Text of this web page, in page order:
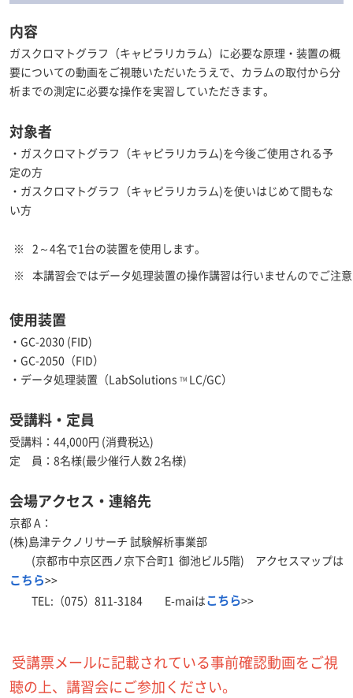
内容
ガスクロマトグラフ（キャピラリカラム）に必要な原理・装置の概
要についての動画をご視聴いただいたうえで、カラムの取付から分
析までの測定に必要な操作を実習していただきます。
対象者
・ガスクロマトグラフ（キャピラリカラム)を今後ご使用される予
定の方
・ガスクロマトグラフ（キャピラリカラム)を使いはじめて間もな
い方
※ 2～4名で1台の装置を使用します。
※ 本講習会ではデータ処理装置の操作講習は行いませんのでご注
使用装置
・GC-2030 (FID)
・GC-2050（FID）
・データ処理装置（LabSolutions TM LC/GC）
受講料・定員
受講料：44,000円 (消費税込)
定 員：8名様(最少催行人数 2名様)
会場アクセス・連絡先
京都 A：
(株)島津テクノリサーチ 試験解析事業部
(京都市中京区西ノ京下合町1 御池ビル5階) アクセスマップは
こちら>>
TEL:（075）811-3184 E-maiは こちら>>
受講票メールに記載されている事前確認動画をご視
聴の上、講習会にご参加ください。